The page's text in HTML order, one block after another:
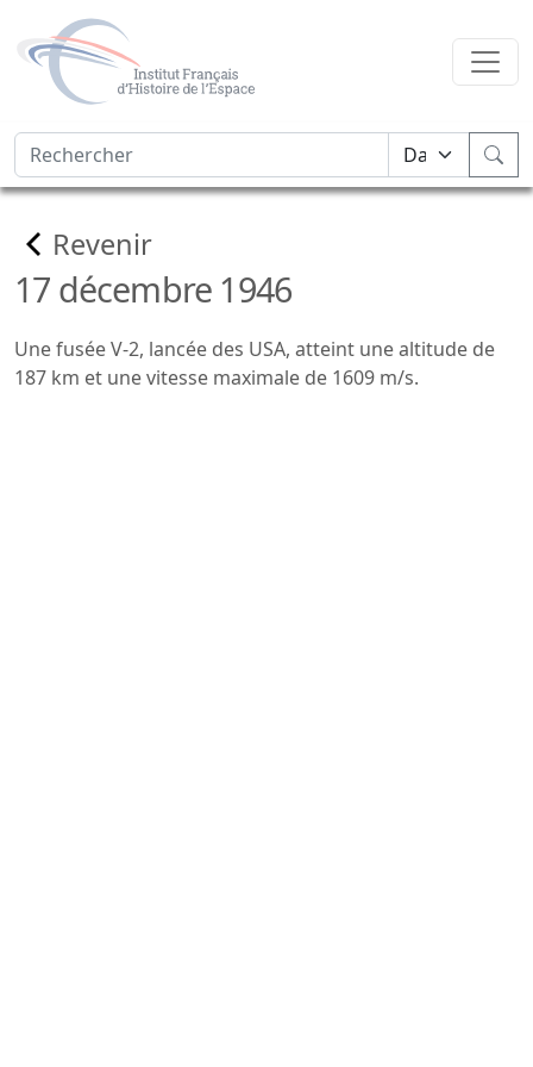
Revenir
17 décembre 1946
Une fusée V-2, lancée des USA, atteint une altitude de
187 km et une vitesse maximale de 1609 m/s.